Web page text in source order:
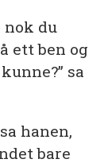
nok du
ett ben og
sa
hanen,
bare